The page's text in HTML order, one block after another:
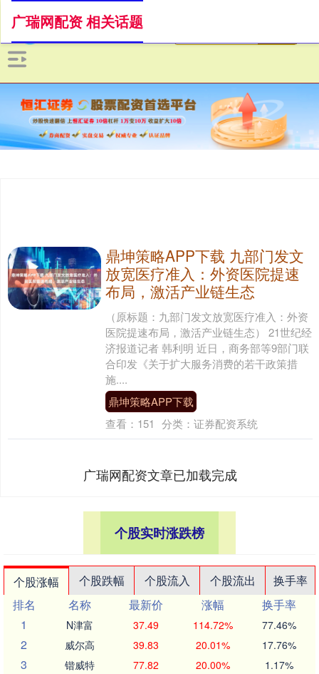
广瑞网配资 相关话题
鼎坤策略APP下载 九部门发文
放宽医疗准入：外资医院提速
布局，激活产业链生态
（原标题：九部门发文放宽医疗准入：外资
医院提速布局，激活产业链生态） 21世纪经
济报道记者 韩利明 近日，商务部等9部门联
合印发《关于扩大服务消费的若干政策措
施....
鼎坤策略APP下载
查看： 151 分类： 证券配资系统
广瑞网配资文章已加载完成
个股实时涨跌榜
个股涨幅 个股跌幅 个股流入 个股流出
换手率
排名
名称 最新价 涨幅
换手率
1
N津富 37.49 114.72% 77.46%
2 威尔高 39.83 20.01% 17.76%
3 锴威特 77.82 20.00% 1.17%